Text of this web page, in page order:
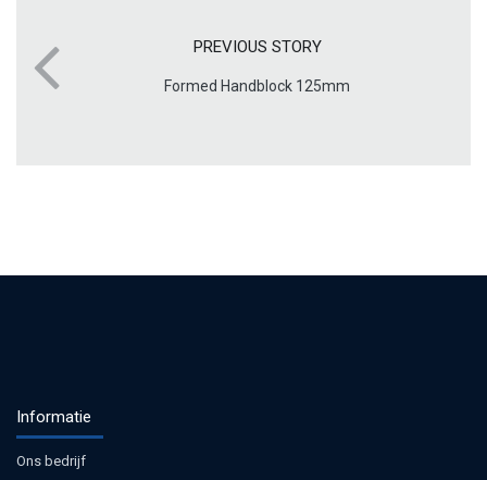
PREVIOUS STORY
Formed Handblock 125mm
Informatie
Ons bedrijf